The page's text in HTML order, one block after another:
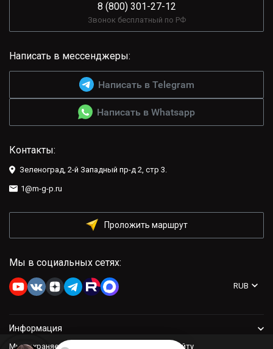
8 (800) 301-27-12
Звонок бесплатный по РФ
Написать в мессенджеры:
Написать в Telegram
Написать в Whatsapp
Контакты:
Зеленоград, 2-й Западный пр-д 2, стр 3.
1@m-g-p.ru
Проложить маршрут
Мы в социальных сетях:
RUB
Информация
Мы сохраняем файлы cookie: это помогает сайту